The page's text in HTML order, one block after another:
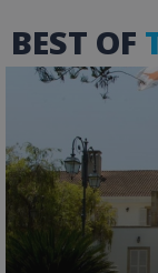
BEST OF